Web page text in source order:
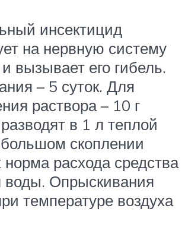
инсектицид
на нервную систему
вызывает его гибель.
– 5 суток. Для
раствора – 10 г
в 1 л теплой
скоплении
расхода средства
воды. Опрыскивания
температуре воздуха